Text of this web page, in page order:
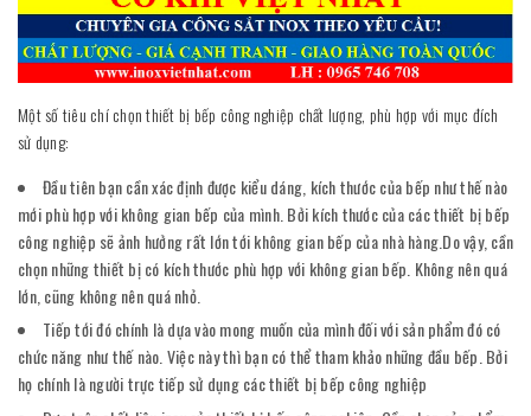
Một số tiêu chí chọn thiết bị bếp công nghiệp chất lượng, phù hợp với mục đích
sử dụng:
Đầu tiên bạn cần xác định được kiểu dáng, kích thước của bếp như thế nào
mới phù hợp với không gian bếp của mình. Bởi kích thước của các thiết bị bếp
công nghiệp sẽ ảnh hưởng rất lớn tới không gian bếp của nhà hàng.Do vậy, cần
chọn những thiết bị có kích thước phù hợp với không gian bếp. Không nên quá
lớn, cũng không nên quá nhỏ.
Tiếp tới đó chính là dựa vào mong muốn của mình đối với sản phẩm đó có
chức năng như thế nào. Việc này thì bạn có thể tham khảo những đầu bếp. Bởi
họ chính là người trực tiếp sử dụng các thiết bị bếp công nghiệp